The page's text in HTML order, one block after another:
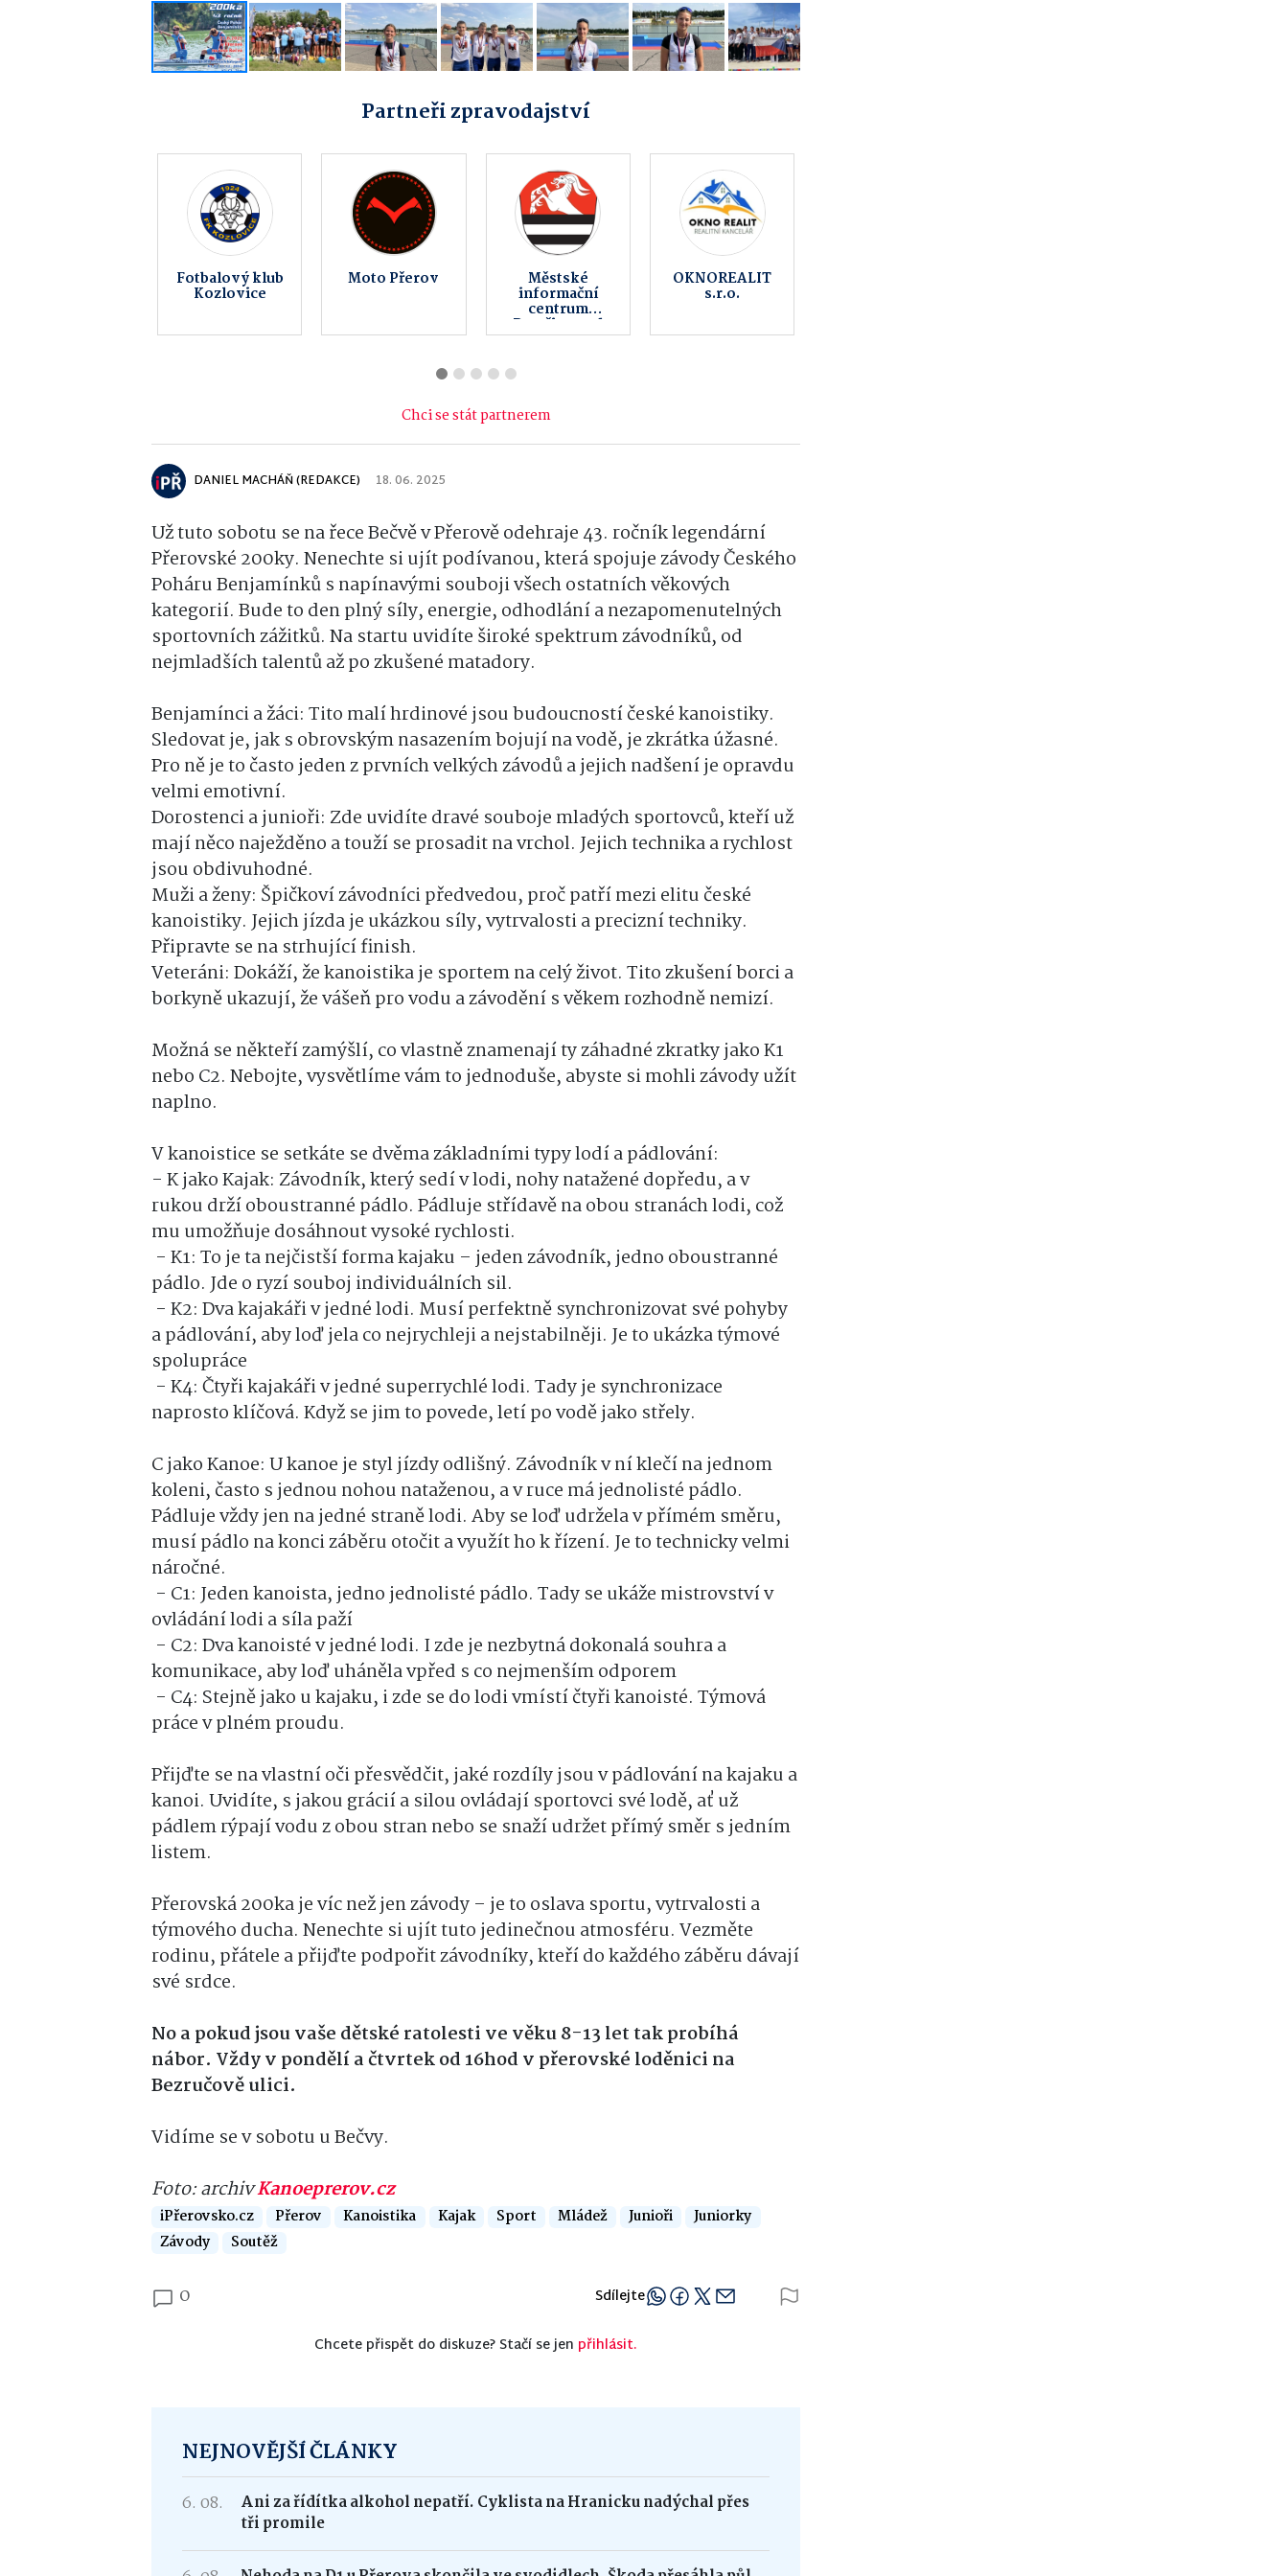
Partneři zpravodajství
Hasičský
záchranný sbor
Olomouckého
Pavlovice u Zvířátkov z.s. Obec Sobíšky
Chci se stát partnerem
DANIEL MACHÁŇ (REDAKCE) 18. 06. 2025
Už tuto sobotu se na řece Bečvě v Přerově odehraje 43. ročník legendární
Přerovské 200ky. Nenechte si ujít podívanou, která spojuje závody Českého
Poháru Benjamínků s napínavými souboji všech ostatních věkových
kategorií. Bude to den plný síly, energie, odhodlání a nezapomenutelných
sportovních zážitků. Na startu uvidíte široké spektrum závodníků, od
nejmladších talentů až po zkušené matadory.
Benjamínci a žáci: Tito malí hrdinové jsou budoucností české kanoistiky.
Sledovat je, jak s obrovským nasazením bojují na vodě, je zkrátka úžasné.
Pro ně je to často jeden z prvních velkých závodů a jejich nadšení je opravdu
velmi emotivní.
Dorostenci a junioři: Zde uvidíte dravé souboje mladých sportovců, kteří už
mají něco naježděno a touží se prosadit na vrchol. Jejich technika a rychlost
jsou obdivuhodné.
Muži a ženy: Špičkoví závodníci předvedou, proč patří mezi elitu české
kanoistiky. Jejich jízda je ukázkou síly, vytrvalosti a precizní techniky.
Připravte se na strhující finish.
Veteráni: Dokáží, že kanoistika je sportem na celý život. Tito zkušení borci a
borkyně ukazují, že vášeň pro vodu a závodění s věkem rozhodně nemizí.
Možná se někteří zamýšlí, co vlastně znamenají ty záhadné zkratky jako K1
nebo C2. Nebojte, vysvětlíme vám to jednoduše, abyste si mohli závody užít
naplno.
V kanoistice se setkáte se dvěma základními typy lodí a pádlování:
- K jako Kajak: Závodník, který sedí v lodi, nohy natažené dopředu, a v
rukou drží oboustranné pádlo. Pádluje střídavě na obou stranách lodi, což
mu umožňuje dosáhnout vysoké rychlosti.
- K1: To je ta nejčistší forma kajaku – jeden závodník, jedno oboustranné
pádlo. Jde o ryzí souboj individuálních sil.
- K2: Dva kajakáři v jedné lodi. Musí perfektně synchronizovat své pohyby
a pádlování, aby loď jela co nejrychleji a nejstabilněji. Je to ukázka týmové
spolupráce
- K4: Čtyři kajakáři v jedné superrychlé lodi. Tady je synchronizace
naprosto klíčová. Když se jim to povede, letí po vodě jako střely.
C jako Kanoe: U kanoe je styl jízdy odlišný. Závodník v ní klečí na jednom
koleni, často s jednou nohou nataženou, a v ruce má jednolisté pádlo.
Pádluje vždy jen na jedné straně lodi. Aby se loď udržela v přímém směru,
musí pádlo na konci záběru otočit a využít ho k řízení. Je to technicky velmi
náročné.
- C1: Jeden kanoista, jedno jednolisté pádlo. Tady se ukáže mistrovství v
ovládání lodi a síla paží
- C2: Dva kanoisté v jedné lodi. I zde je nezbytná dokonalá souhra a
komunikace, aby loď uháněla vpřed s co nejmenším odporem
- C4: Stejně jako u kajaku, i zde se do lodi vmístí čtyři kanoisté. Týmová
práce v plném proudu.
Přijďte se na vlastní oči přesvědčit, jaké rozdíly jsou v pádlování na kajaku a
kanoi. Uvidíte, s jakou grácií a silou ovládají sportovci své lodě, ať už
pádlem rýpají vodu z obou stran nebo se snaží udržet přímý směr s jedním
listem.
Přerovská 200ka je víc než jen závody – je to oslava sportu, vytrvalosti a
týmového ducha. Nenechte si ujít tuto jedinečnou atmosféru. Vezměte
rodinu, přátele a přijďte podpořit závodníky, kteří do každého záběru dávají
své srdce.
No a pokud jsou vaše dětské ratolesti ve věku 8-13 let tak probíhá
nábor. Vždy v pondělí a čtvrtek od 16hod v přerovské loděnici na
Bezručově ulici.
Vidíme se v sobotu u Bečvy.
Foto: archivKanoeprerov.cz
iPřerovsko.cz Přerov Kanoistika Kajak Sport Mládež Junioři
Juniorky
Závody
Soutěž
0 Sdílejte
Chcete přispět do diskuze? Stačí se jen přihlásit.
NEJNOVĚJŠÍ ČLÁNKY
6. 08.
Ani za řídítka alkohol nepatří. Cyklista na Hranicku nadýchal přes
tři promile